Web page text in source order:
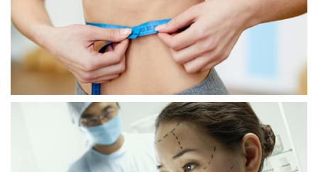
حلقات المعدة
تكميم المعدة
جراحة الوجه
حقن الدهون الذاتيّة في الوجه